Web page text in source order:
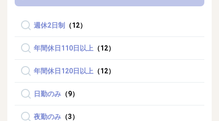
週休2日制 （12）
年間休日110日以上 （12）
年間休日120日以上 （12）
日勤のみ （9）
夜勤のみ （3）